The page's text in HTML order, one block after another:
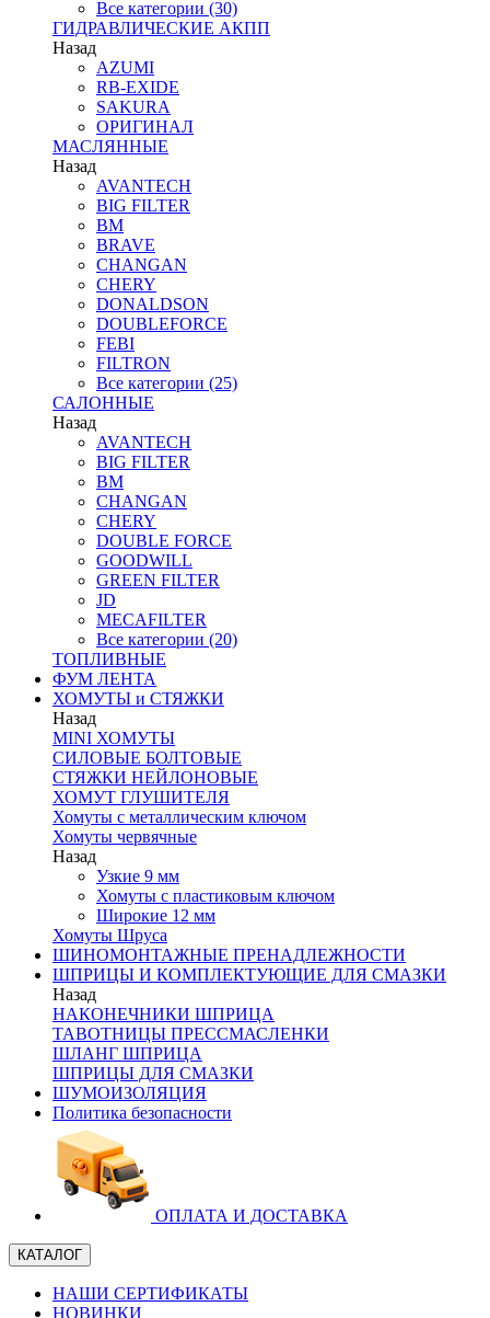
Все категории (30)
ГИДРАВЛИЧЕСКИЕ АКПП
Назад
AZUMI
RB-EXIDE
SAKURA
ОРИГИНАЛ
МАСЛЯННЫЕ
Назад
AVANTECH
BIG FILTER
BM
BRAVE
CHANGAN
CHERY
DONALDSON
DOUBLEFORCE
FEBI
FILTRON
Все категории (25)
САЛОННЫЕ
Назад
AVANTECH
BIG FILTER
BM
CHANGAN
CHERY
DOUBLE FORCE
GOODWILL
GREEN FILTER
JD
MECAFILTER
Все категории (20)
ТОПЛИВНЫЕ
ФУМ ЛЕНТА
ХОМУТЫ и СТЯЖКИ
Назад
MINI ХОМУТЫ
СИЛОВЫЕ БОЛТОВЫЕ
СТЯЖКИ НЕЙЛОНОВЫЕ
ХОМУТ ГЛУШИТЕЛЯ
Хомуты с металлическим ключом
Хомуты червячные
Назад
Узкие 9 мм
Хомуты с пластиковым ключом
Широкие 12 мм
Хомуты Шруса
ШИНОМОНТАЖНЫЕ ПРЕНАДЛЕЖНОСТИ
ШПРИЦЫ И КОМПЛЕКТУЮЩИЕ ДЛЯ СМАЗКИ
Назад
НАКОНЕЧНИКИ ШПРИЦА
ТАВОТНИЦЫ ПРЕССМАСЛЕНКИ
ШЛАНГ ШПРИЦА
ШПРИЦЫ ДЛЯ СМАЗКИ
ШУМОИЗОЛЯЦИЯ
Политика безопасности
ОПЛАТА И ДОСТАВКА
КАТАЛОГ
НАШИ СЕРТИФИКАТЫ
НОВИНКИ